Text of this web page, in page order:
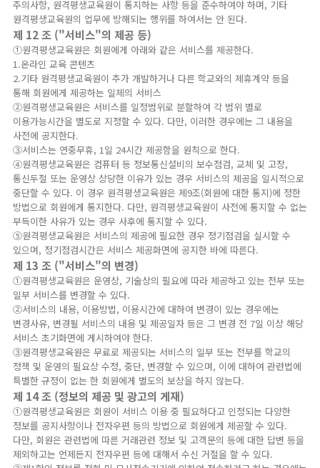
주의사항, 원격평생교육원이 통지하는 사항 등을 준수하여야 하며, 기타
원격평생교육원의 업무에 방해되는 행위를 하여서는 안 된다.
제 12 조 ("서비스"의 제공 등)
①원격평생교육원은 회원에게 아래와 같은 서비스를 제공한다.
1.온라인 교육 콘텐츠
2.기타 원격평생교육원이 추가 개발하거나 다른 학교와의 제휴계약 등을
통해 회원에게 제공하는 일체의 서비스
②원격평생교육원은 서비스를 일정범위로 분할하여 각 범위 별로
이용가능시간을 별도로 지정할 수 있다. 다만, 이러한 경우에는 그 내용을
사전에 공지한다.
③서비스는 연중무휴, 1일 24시간 제공함을 원칙으로 한다.
④원격평생교육원은 컴퓨터 등 정보통신설비의 보수점검, 교체 및 고장,
통신두절 또는 운영상 상당한 이유가 있는 경우 서비스의 제공을 일시적으로
중단할 수 있다. 이 경우 원격평생교육원은 제9조(회원에 대한 통지)에 정한
방법으로 회원에게 통지한다. 다만, 원격평생교육원이 사전에 통지할 수 없는
부득이한 사유가 있는 경우 사후에 통지할 수 있다.
⑤원격평생교육원은 서비스의 제공에 필요한 경우 정기점검을 실시할 수
있으며, 정기점검시간은 서비스 제공화면에 공지한 바에 따른다.
제 13 조 ("서비스"의 변경)
①원격평생교육원은 운영상, 기술상의 필요에 따라 제공하고 있는 전부 또는
일부 서비스를 변경할 수 있다.
②서비스의 내용, 이용방법, 이용시간에 대하여 변경이 있는 경우에는
변경사유, 변경될 서비스의 내용 및 제공일자 등은 그 변경 전 7일 이상 해당
서비스 초기화면에 게시하여야 한다.
③원격평생교육원은 무료로 제공되는 서비스의 일부 또는 전부를 학교의
정책 및 운영의 필요상 수정, 중단, 변경할 수 있으며, 이에 대하여 관련법에
특별한 규정이 없는 한 회원에게 별도의 보상을 하지 않는다.
제 14 조 (정보의 제공 및 광고의 게재)
①원격평생교육원은 회원이 서비스 이용 중 필요하다고 인정되는 다양한
정보를 공지사항이나 전자우편 등의 방법으로 회원에게 제공할 수 있다.
다만, 회원은 관련법에 따른 거래관련 정보 및 고객문의 등에 대한 답변 등을
제외하고는 언제든지 전자우편 등에 대해서 수신 거절을 할 수 있다.